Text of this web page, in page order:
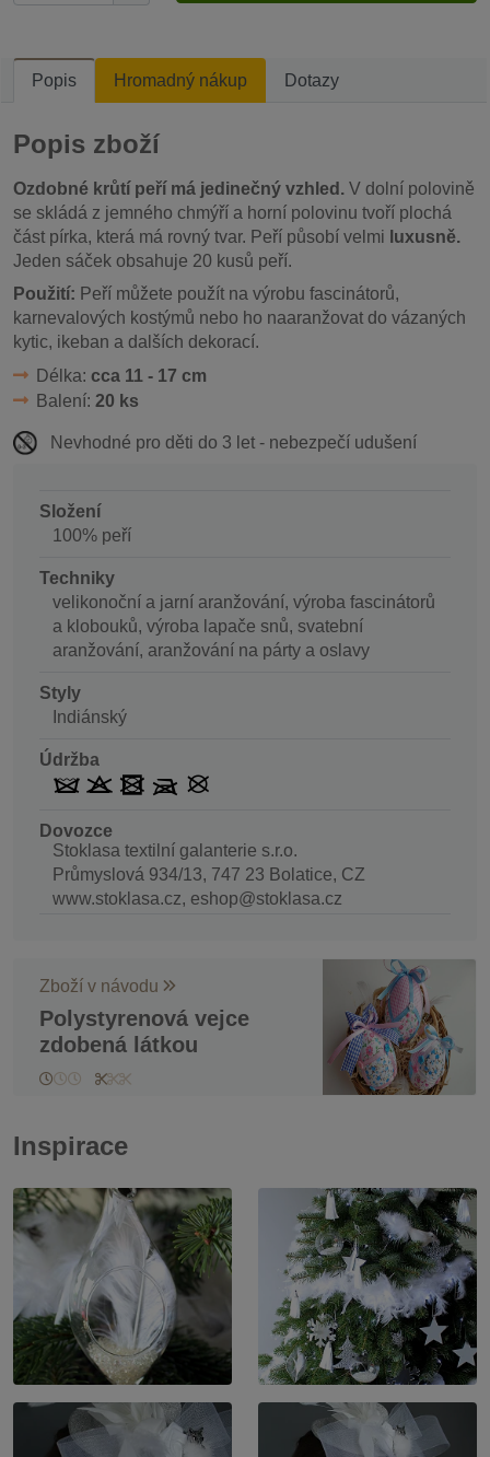
Popis Hromadný nákup Dotazy
Popis zboží
Ozdobné krůtí peří má jedinečný vzhled. V dolní polovině
se skládá z jemného chmýří a horní polovinu tvoří plochá
část pírka, která má rovný tvar. Peří působí velmi luxusně.
Jeden sáček obsahuje 20 kusů peří.
Použití: Peří můžete použít na výrobu fascinátorů,
karnevalových kostýmů nebo ho naaranžovat do vázaných
kytic, ikeban a dalších dekorací.
Délka: cca 11 - 17 cm
Balení: 20 ks
Nevhodné pro děti do 3 let - nebezpečí udušení
Složení
100% peří
Techniky
velikonoční a jarní aranžování, výroba fascinátorů
a klobouků, výroba lapače snů, svatební
aranžování, aranžování na párty a oslavy
Styly
Indiánský
Údržba
Dovozce
Stoklasa textilní galanterie s.r.o.
Průmyslová 934/13, 747 23 Bolatice, CZ
www.stoklasa.cz, eshop@stoklasa.cz
Zboží v návodu
Polystyrenová vejce
zdobená látkou
Inspirace